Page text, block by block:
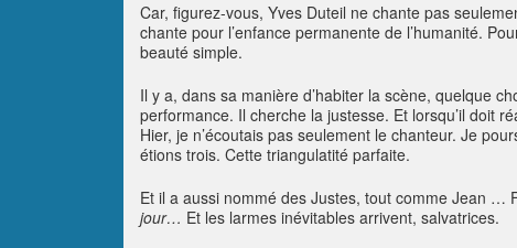
Car, figurez-vous, Yves Duteil ne chante pas
chante pour l’enfance permanente de l’humanité.
beauté simple.
Il y a, dans sa manière d’habiter la scène, quelque
performance. Il cherche la justesse. Et lorsqu’il doit
Hier, je n’écoutais pas seulement le chanteur. Je
étions trois. Cette triangulatité parfaite.
Et il a aussi nommé des Justes, tout comme Jean …
jour… Et les larmes inévitables arrivent, salvatrices.